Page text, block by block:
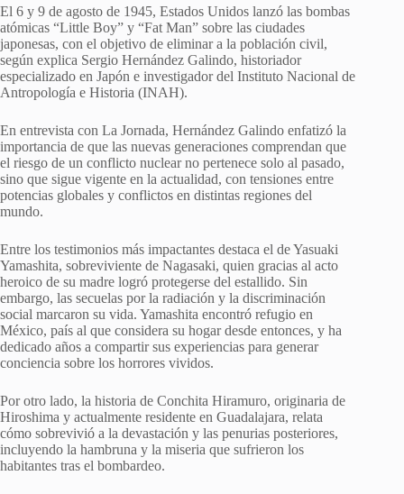
El 6 y 9 de agosto de 1945, Estados Unidos lanzó las bombas
atómicas “Little Boy” y “Fat Man” sobre las ciudades
japonesas, con el objetivo de eliminar a la población civil,
según explica Sergio Hernández Galindo, historiador
especializado en Japón e investigador del Instituto Nacional de
Antropología e Historia (INAH).
En entrevista con La Jornada, Hernández Galindo enfatizó la
importancia de que las nuevas generaciones comprendan que
el riesgo de un conflicto nuclear no pertenece solo al pasado,
sino que sigue vigente en la actualidad, con tensiones entre
potencias globales y conflictos en distintas regiones del
mundo.
Entre los testimonios más impactantes destaca el de Yasuaki
Yamashita, sobreviviente de Nagasaki, quien gracias al acto
heroico de su madre logró protegerse del estallido. Sin
embargo, las secuelas por la radiación y la discriminación
social marcaron su vida. Yamashita encontró refugio en
México, país al que considera su hogar desde entonces, y ha
dedicado años a compartir sus experiencias para generar
conciencia sobre los horrores vividos.
Por otro lado, la historia de Conchita Hiramuro, originaria de
Hiroshima y actualmente residente en Guadalajara, relata
cómo sobrevivió a la devastación y las penurias posteriores,
incluyendo la hambruna y la miseria que sufrieron los
habitantes tras el bombardeo.